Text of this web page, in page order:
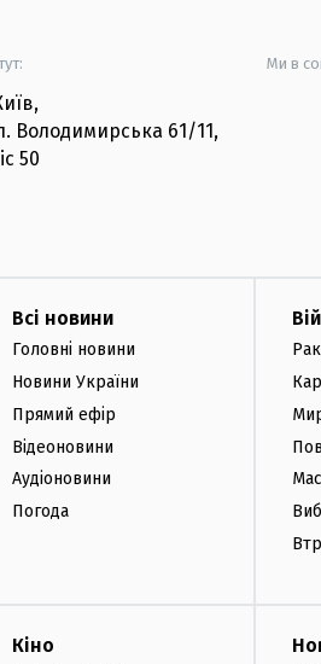
,
Володимирська 61/11,
50
Ми в
Всі новини
Головні новини
Новини України
Прямий ефір
Відеоновини
Аудіоновини
Погода
Кіно